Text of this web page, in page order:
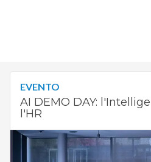
EVENTO
AI DEMO DAY:
l'HR